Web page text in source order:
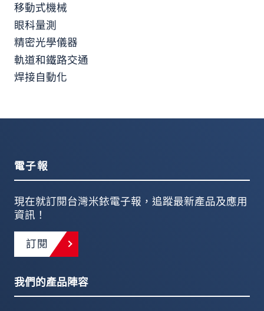
移動式機械
眼科量測
精密光學儀器
軌道和鐵路交通
焊接自動化
電子報
現在就訂閱台灣米銥電子報，追蹤最新產品及應用
資訊！
訂閱
我們的產品陣容